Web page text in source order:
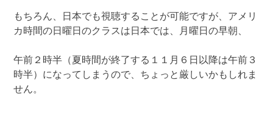
もちろん、日本でも視聴することが可能ですが、アメリ
カ時間の日曜日のクラスは日本では、月曜日の早朝、
午前２時半（夏時間が終了する１１月６日以降は午前３
時半）になってしまうので、ちょっと厳しいかもしれま
せん。